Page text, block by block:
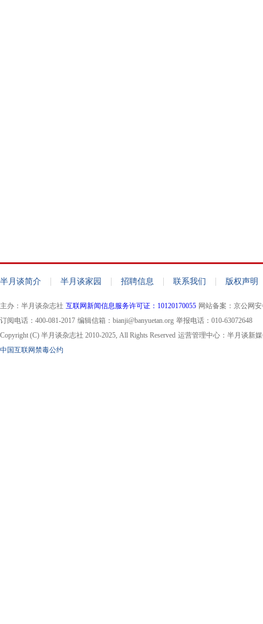
半月谈简介 | 半月谈家园 | 招聘信息 | 联系我们 | 版权声明
主办：半月谈杂志社 互联网新闻信息服务许可证：10120170055 网站备案：京公网安
订阅电话：400-081-2017 编辑信箱：bianji@banyuetan.org 举报电话：010-63072648
Copyright (C) 半月谈杂志社 2010-2025, All Rights Reserved 运营管理中心：半月谈新
中国互联网禁毒公约